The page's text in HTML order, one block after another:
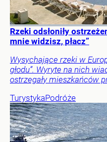
Rzeki odsłoniły
mnie widzisz, płacz”
Wysychające rzeki w
głodu”. Wyryte na nich
ostrzegały mieszkańców
TurystykaPodróże